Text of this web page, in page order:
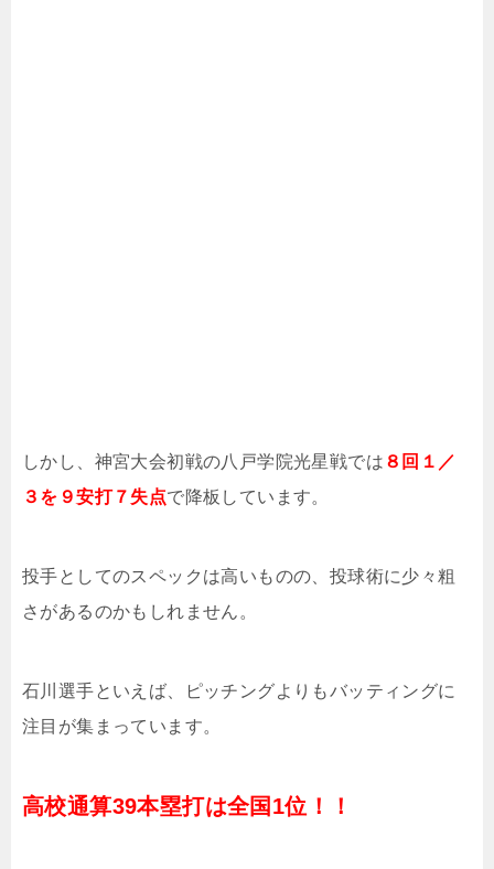
しかし、神宮大会初戦の八戸学院光星戦では ８回１／
３を９安打７失点で降板しています。
投手としてのスペックは高いものの、投球術に少々粗
さがあるのかもしれません。
石川選手といえば、ピッチングよりもバッティングに
注目が集まっています。
高校通算39本塁打は全国1位！！